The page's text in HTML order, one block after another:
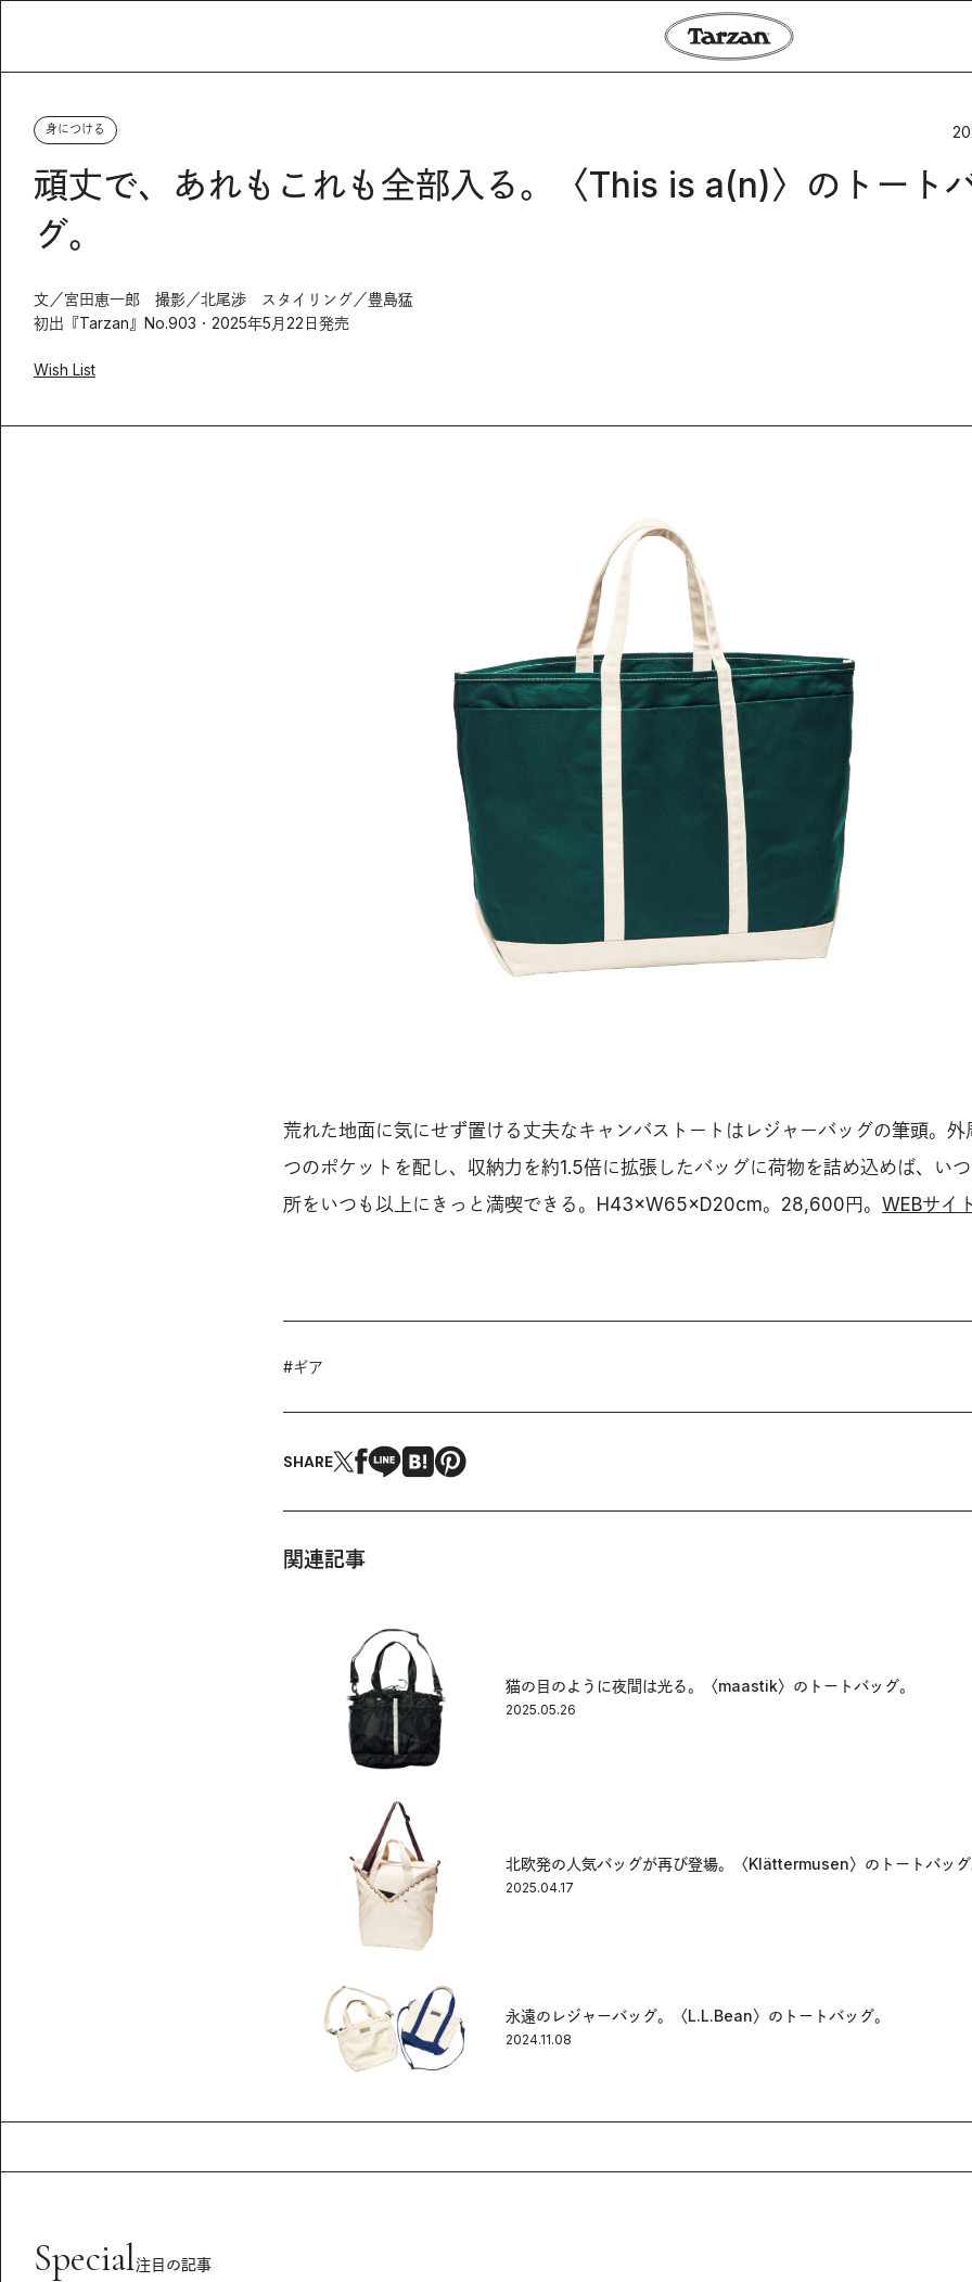
身につける
頑丈で、あれもこれも全部入る。〈This is a(n)〉のトート
グ。
文／宮田恵一郎 撮影／北尾渉 スタイリング／豊島猛
初出『Tarzan』No.903・2025年5月22日発売
Wish List
荒れた地面に気にせず置ける丈夫なキャンバストートはレジャーバッグの筆頭。外
つのポケットを配し、収納力を約1.5倍に拡張したバッグに荷物を詰め込めば、い
所をいつも以上にきっと満喫できる。H43×W65×D20cm。28,600円。 WEBサイト
#ギア
SHARE
関連記事
猫の目のように夜間は光る。〈maastik〉のトートバッグ。
2025.05.26
北欧発の人気バッグが再び登場。〈Klättermusen〉のトートバッグ
2025.04.17
永遠のレジャーバッグ。〈L.L.Bean〉のトートバッグ。
2024.11.08
Special注目の記事